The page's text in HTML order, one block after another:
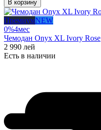
В корзину
ПремиумNEW
0%4мес
Чемодан Onyx XL Ivory Rose
2 990 лей
Есть в наличии